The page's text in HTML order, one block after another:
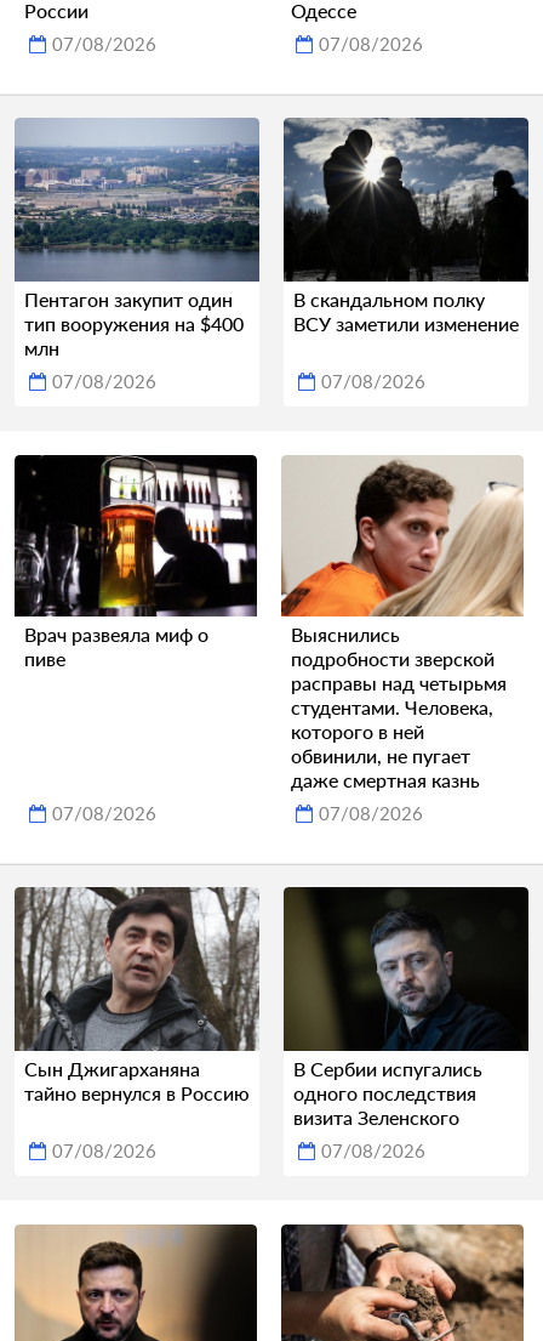
России
07/08/2026
Одессе
07/08/2026
Пентагон закупит один
тип вооружения на $400
млн
07/08/2026
В скандальном полку
ВСУ заметили изменение
07/08/2026
Врач развеяла миф о
пиве
07/08/2026
Выяснились
подробности зверской
расправы над четырьмя
студентами. Человека,
которого в ней
обвинили, не пугает
даже смертная казнь
07/08/2026
Сын Джигарханяна
тайно вернулся в Россию
07/08/2026
В Сербии испугались
одного последствия
визита Зеленского
07/08/2026